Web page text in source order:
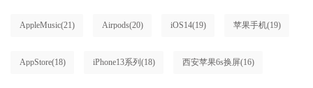
AppleMusic(21) Airpods(20) iOS14(19) 苹果手机(19)
AppStore(18) iPhone13系列 (18) 西安苹果6s换屏(16)